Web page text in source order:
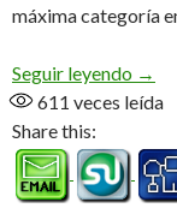
máxima categoría
Seguir leyendo No
→
611 veces leída
Share this: